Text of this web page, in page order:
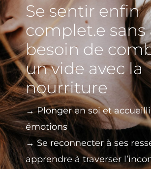
Se sentir enfin
complet.e sans
besoin de
un vide avec la
nourriture
→ Plonger en soi et
émotions
→ Se reconnecter à ses
apprendre à traverser